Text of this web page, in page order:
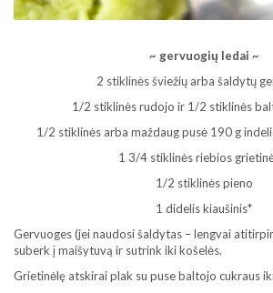
~ gervuogių ledai ~
2 stiklinės šviežių arba šaldytų
1/2 stiklinės rudojo ir 1/2 stiklinės
1/2 stiklinės arba maždaug pusė 190 g
1 3/4 stiklinės riebios
1/2 stiklinės pieno
1 didelis kiaušinis*
Gervuoges (jei naudosi šaldytas – lengvai
suberk į maišytuvą ir sutrink iki košelės.
Grietinėlę atskirai plak su puse baltojo cukraus